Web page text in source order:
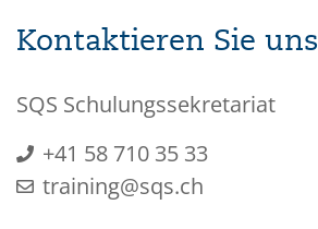
Kontaktieren Sie uns
SQS Schulungssekretariat
+41 58 710 35 33
training@sqs.ch